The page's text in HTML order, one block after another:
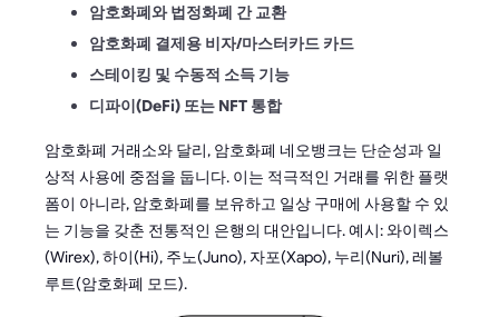
암호화폐와 법정화폐 간 교환
암호화폐 결제용 비자/마스터카드 카드
스테이킹 및 수동적 소득 기능
디파이(DeFi) 또는 NFT 통합
암호화폐 거래소와 달리, 암호화폐 네오뱅크는 단순성과 일
상적 사용에 중점을 둡니다. 이는 적극적인 거래를 위한 플랫
폼이 아니라, 암호화폐를 보유하고 일상 구매에 사용할 수 있
는 기능을 갖춘 전통적인 은행의 대안입니다. 예시: 와이렉스
(Wirex), 하이(Hi), 주노(Juno), 자포(Xapo), 누리(Nuri), 레볼
루트(암호화폐 모드).